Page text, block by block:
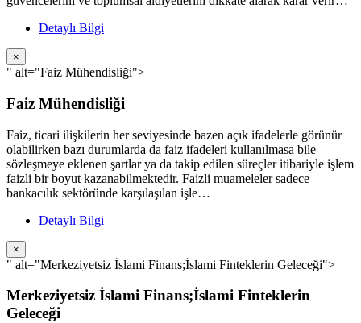
Detaylı Bilgi
×
" alt="Faiz Mühendisliği">
Faiz Mühendisliği
Faiz, ticari ilişkilerin her seviyesinde bazen açık ifadelerle görünür
olabilirken bazı durumlarda da faiz ifadeleri kullanılmasa bile
sözleşmeye eklenen şartlar ya da takip edilen süreçler itibariyle işlem
faizli bir boyut kazanabilmektedir. Faizli muameleler sadece
bankacılık sektöründe karşılaşılan işle…
Detaylı Bilgi
×
" alt="Merkeziyetsiz İslami Finans;İslami Finteklerin Geleceği">
Merkeziyetsiz İslami Finans;İslami Finteklerin
Geleceği